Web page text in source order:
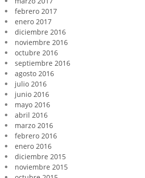
febrero 2017
enero 2017
diciembre 2016
noviembre 2016
octubre 2016
septiembre 2016
agosto 2016
julio 2016
junio 2016
mayo 2016
abril 2016
marzo 2016
febrero 2016
enero 2016
diciembre 2015
noviembre 2015